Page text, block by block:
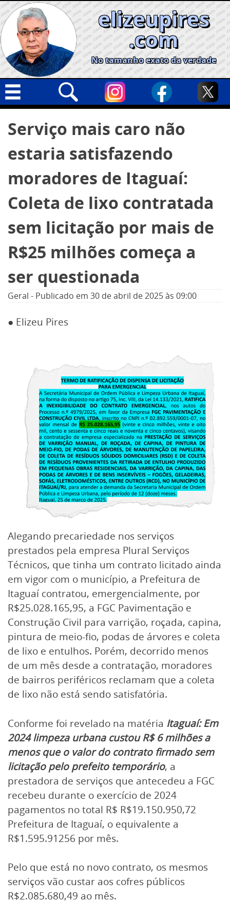
Skip
to
content
elizeupires
.com
No tamanho exato da verdade
Geral
Cidades
Opinião
Informe especial
por:
Serviço mais caro não
estaria satisfazendo
moradores de Itaguaí:
Coleta de lixo contratada
sem licitação por mais de
R$25 milhões começa a
ser questionada
Geral - Publicado em 30 de abril de 2025às 09:00
● Elizeu Pires
Alegando precariedade nos serviços
prestados pela empresa Plural Serviços
Técnicos, que tinha um contrato licitado ainda
em vigor com o município, a Prefeitura de
Itaguaí contratou, emergencialmente, por
R$25.028.165,95, a FGC Pavimentação e
Construção Civil para varrição, roçada, capina,
pintura de meio-fio, podas de árvores e coleta
de lixo e entulhos. Porém, decorrido menos
de um mês desde a contratação, moradores
de bairros periféricos reclamam que a coleta
de lixo não está sendo satisfatória.
Conforme foi revelado na matéria Itaguaí: Em
2024 limpeza urbana custou R$ 6 milhões a
menos que o valor do contrato firmado sem
licitação pelo prefeito temporário, a
prestadora de serviços que antecedeu a FGC
recebeu durante o exercício de 2024
pagamentos no total R$ R$19.150.950,72
Prefeitura de Itaguaí, o equivalente a
R$1.595.91256 por mês.
Pelo que está no novo contrato, os mesmos
serviços vão custar aos cofres públicos
R$2.085.680,49 ao mês.